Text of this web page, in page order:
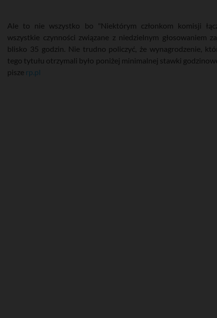
Ale to nie wszystko bo "Niektórym członkom komisji
wszystkie czynności związane z niedzielnym głosowaniem
blisko 35 godzin. Nie trudno policzyć, że wynagrodzenie,
tego tytułu otrzymali było poniżej minimalnej stawki
pisze rp.pl